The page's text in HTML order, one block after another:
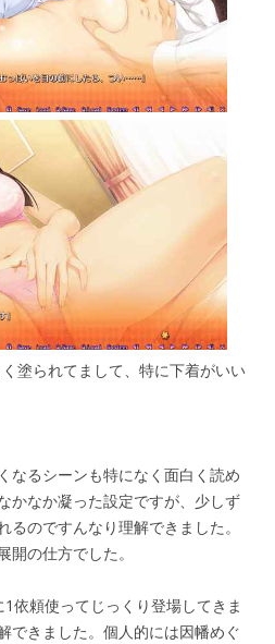
塗られてまして、特に下着がいい
なるシーンも特になく面白く読め
かなか凝った設定ですが、少しず
のですんなり理解できました。
の仕方でした。
依頼使ってじっくり登場してきま
できました。個人的には因幡めぐ